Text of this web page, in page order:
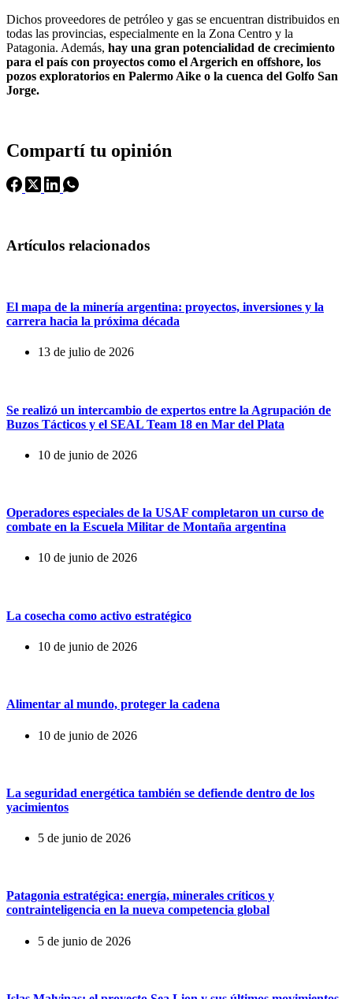
Dichos proveedores de petróleo y gas se encuentran distribuidos en
todas las provincias, especialmente en la Zona Centro y la
Patagonia. Además, hay una gran potencialidad de crecimiento
para el país con proyectos como el Argerich en offshore, los
pozos exploratorios en Palermo Aike o la cuenca del Golfo San
Jorge.
Compartí tu opinión
Artículos relacionados
El mapa de la minería argentina: proyectos, inversiones y la
carrera hacia la próxima década
13 de julio de 2026
Se realizó un intercambio de expertos entre la Agrupación de
Buzos Tácticos y el SEAL Team 18 en Mar del Plata
10 de junio de 2026
Operadores especiales de la USAF completaron un curso de
combate en la Escuela Militar de Montaña argentina
10 de junio de 2026
La cosecha como activo estratégico
10 de junio de 2026
Alimentar al mundo, proteger la cadena
10 de junio de 2026
La seguridad energética también se defiende dentro de los
yacimientos
5 de junio de 2026
Patagonia estratégica: energía, minerales críticos y
contrainteligencia en la nueva competencia global
5 de junio de 2026